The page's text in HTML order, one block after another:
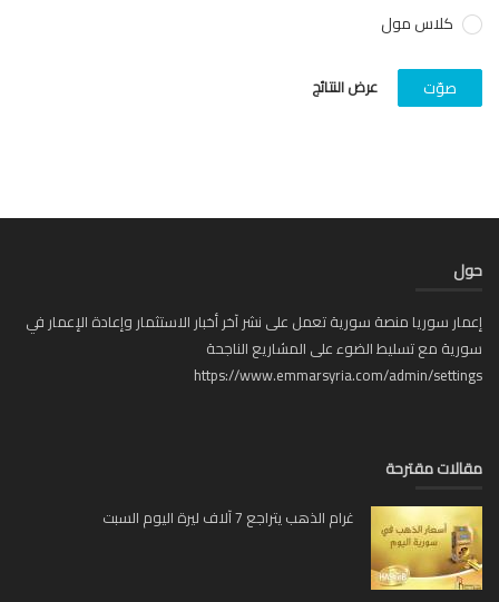
كلاس مول
عرض النتائج
سوريا منصة سورية تعمل على نشر آخر أخبار الاستثمار وإعادة الإعمار في
مع تسليط الضوء على المشاريع الناجحة
https://www.emmarsyria.com/admin/
مقترحة
غرام الذهب يتراجع 7 آلاف ليرة اليوم السبت